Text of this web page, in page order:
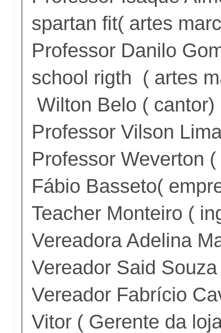
spartan fit( artes
Professor Danilo
school rigth ( artes
Wilton Belo ( cantor)
Professor Vilson
Professor Weverton
Fábio Basseto(
Teacher Monteiro (
Vereadora Adelina
Vereador Said
Vereador Fabrício
Vitor ( Gerente da